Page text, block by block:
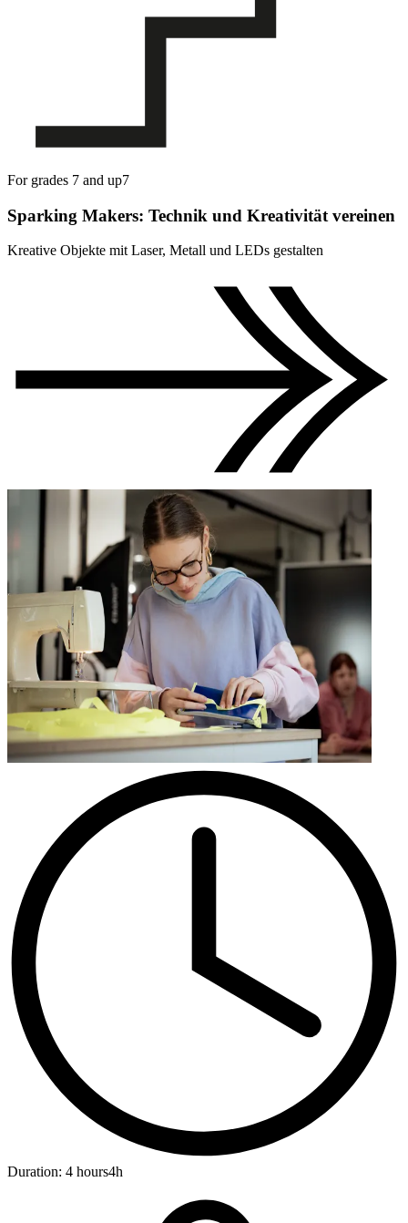
For grades 7 and up7
Sparking Makers: Technik und Kreativität vereinen
Kreative Objekte mit Laser, Metall und LEDs gestalten
Duration: 4 hours4h